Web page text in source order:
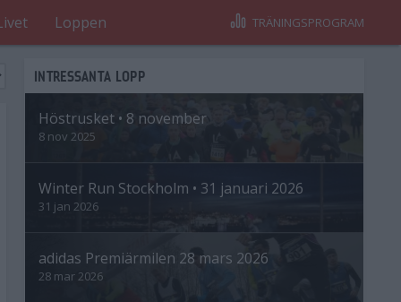
Loppen TRÄNINGSPROGRAM
INTRESSANTA LOPP
Höstrusket • 8 november
8 nov 2025
Winter Run Stockholm • 31 januari 2026
31 jan 2026
adidas Premiärmilen 28 mars 2026
28 mar 2026